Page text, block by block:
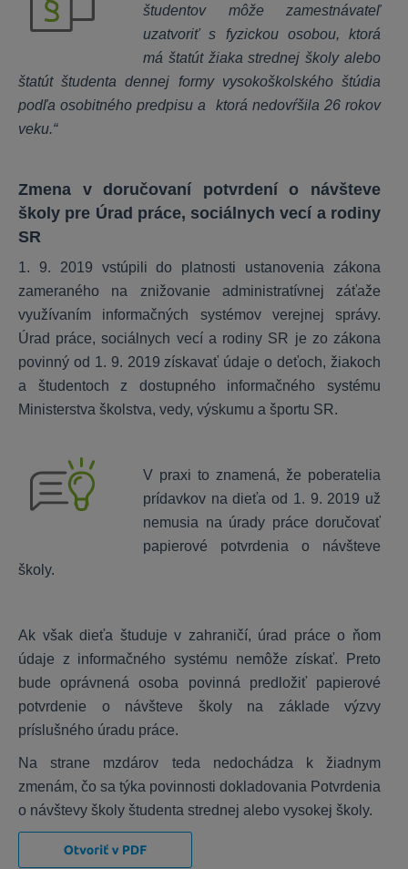
Práca so šanónmi
Personálne dotazníky
Peňažný denník
Záväzky a pohľadávky
DPH
Majetok
Sklad
Jazdy a cestovné príkazy
Uzávierky, DPFO
Nastavenia, inštalácia
KROS aplikácie
Daňové priznania
OLYMP
Inštalácia a nastavenia programu
Výpočet miezd
Ročné zúčtovanie dane a ZP
Dokumenty, exporty a importy
OMEGA
Nastavenia
DPH
Sklad a fakturácia
študentov môže zamestnávateľ
uzatvoriť s fyzickou osobou, ktorá
má štatút žiaka strednej školy alebo
štatút študenta dennej formy vysokoškolského štúdia
podľa osobitného predpisu a ktorá nedovŕšila 26 rokov
veku.“
Zmena v doručovaní potvrdení o návšteve
školy pre Úrad práce, sociálnych vecí a rodiny
SR
1. 9. 2019 vstúpili do platnosti ustanovenia zákona
zameraného na znižovanie administratívnej záťaže
využívaním informačných systémov verejnej správy.
Úrad práce, sociálnych vecí a rodiny SR je zo zákona
povinný od 1. 9. 2019 získavať údaje o deťoch, žiakoch
a študentoch z dostupného informačného systému
Ministerstva školstva, vedy, výskumu a športu SR.
V praxi to znamená, že poberatelia
prídavkov na dieťa od 1. 9. 2019 už
nemusia na úrady práce doručovať
papierové potvrdenia o návšteve
školy.
Ak však dieťa študuje v zahraničí, úrad práce o ňom
údaje z informačného systému nemôže získať. Preto
bude oprávnená osoba povinná predložiť papierové
potvrdenie o návšteve školy na základe výzvy
príslušného úradu práce.
Na strane mzdárov teda nedochádza k žiadnym
zmenám, čo sa týka povinnosti dokladovania Potvrdenia
o návštevy školy študenta strednej alebo vysokej školy.